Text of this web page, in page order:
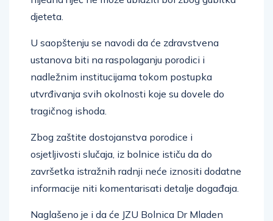
djeteta.
U saopštenju se navodi da će zdravstvena
ustanova biti na raspolaganju porodici i
nadležnim institucijama tokom postupka
utvrđivanja svih okolnosti koje su dovele do
tragičnog ishoda.
Zbog zaštite dostojanstva porodice i
osjetljivosti slučaja, iz bolnice ističu da do
završetka istražnih radnji neće iznositi dodatne
informacije niti komentarisati detalje događaja.
Naglašeno je i da će JZU Bolnica Dr Mladen